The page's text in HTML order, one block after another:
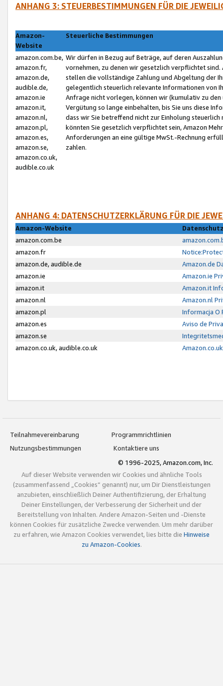
ANHANG 3: STEUERBESTIMMUNGEN FÜR DIE
Amazon-
Website
Steuerliche Bestimmungen
amazon.com.be,
amazon.fr,
amazon.de,
audible.de,
amazon.ie
amazon.it,
amazon.nl,
amazon.pl,
amazon.es,
amazon.se,
amazon.co.uk,
audible.co.uk
Wir dürfen in Bezug auf Beträge, auf deren
vornehmen, zu denen wir gesetzlich verpflichtet
stellen die vollständige Zahlung und Abgeltung der
gelegentlich steuerlich relevante Informationen von
Anfrage nicht vorlegen, können wir (kumulativ zu
Vergütung so lange einbehalten, bis Sie uns diese
dass wir Sie betreffend nicht zur Einholung
könnten Sie gesetzlich verpflichtet sein, Amazon
Anforderungen an eine gültige MwSt.-Rechnung
zahlen.
ANHANG 4: DATENSCHUTZERKLÄRUNG FÜR DIE
Amazon-Website
amazon.com.be
amazon.fr
amazon.de, audible.de
Amazon.de
amazon.ie
Amazon.ie
amazon.it
Amazon.it
amazon.nl
Amazon.nl
amazon.pl
Informacja O
amazon.es
Aviso de
amazon.se
amazon.co.uk, audible.co.uk
Teilnahmevereinbarung
Programmrichtlinien
Nutzungsbestimmungen
Kontaktiere uns
© 1996-2025, Amazon.com, Inc.
Auf dieser Website verwenden wir Cookies und ähnliche Tools
(zusammenfassend „Cookies“ genannt) nur, um Dir Dienstleistungen
anzubieten, einschließlich Deiner Authentifizierung, der Erhaltung
Deiner Einstellungen, der Verbesserung der Sicherheit und der
Bereitstellung von Inhalten. Andere Amazon-Seiten und -Dienste
können Cookies für zusätzliche Zwecke verwenden. Um mehr darüber
zu erfahren, wie Amazon Cookies verwendet, lies bitte die Hinweise
zu Amazon-Cookies.